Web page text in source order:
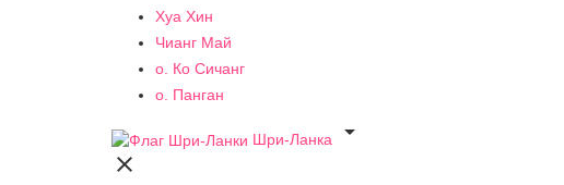
Хуа Хин
Чианг Май
о. Ко Сичанг
о. Панган
Шри-Ланка

